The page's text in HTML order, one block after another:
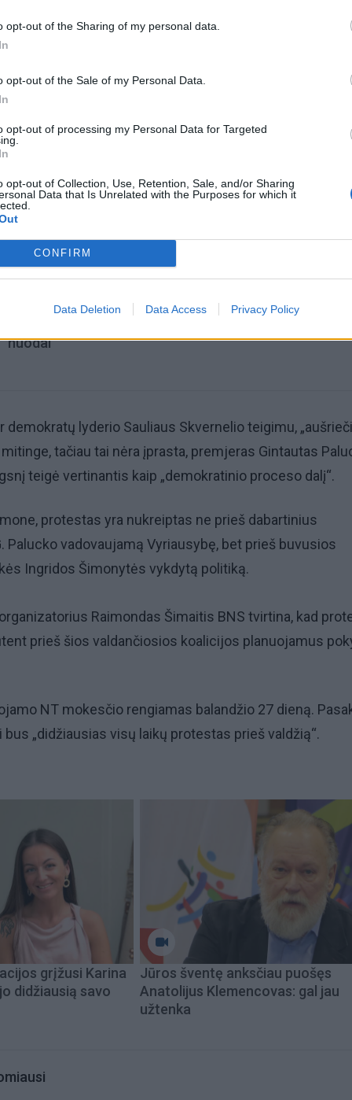
opt-out of the Sharing of my personal data.
opt-out of the Sale of my Personal Data.
opt-out of processing my Personal Data for Targeted
opt-out of Collection, Use, Retention, Sale, and/or Sharing
Data that Is Unrelated with the Purposes for which it
CONFIRM
Data Deletion Data Access Privacy Policy
Negrįžo iš Jūros šventės: artimieji laukė dvi savaites
nuodai
demokratų lyderio Sauliaus Skvernelio teigimu,
tačiau tai nėra įprasta, premjeras Gintautas
teigė vertinantis kaip „demokratinio proceso dalį“.
protestas yra nukreiptas ne prieš dabartinius
Palucko vadovaujamą Vyriausybę, bet prieš buvusios
Ingridos Šimonytės vykdytą politiką.
Raimondas Šimaitis BNS tvirtina, kad
prieš šios valdančiosios koalicijos planuojamus
NT mokesčio rengiamas balandžio 27 dieną.
bus „didžiausias visų laikų protestas prieš valdžią“.
grįžusi Karina
didžiausią savo
Jūros šventę anksčiau puošęs
Anatolijus Klemencovas: gal jau
užtenka